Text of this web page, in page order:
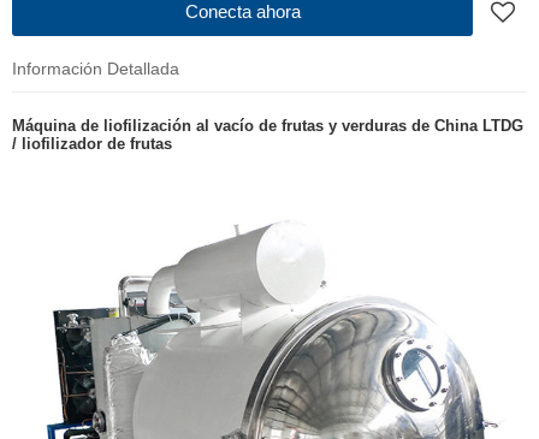
Conecta ahora
Información Detallada
Máquina de liofilización al vacío de frutas y verduras de China LTDG
/ liofilizador de frutas